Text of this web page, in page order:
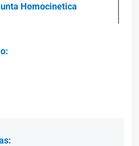
Homocinetica